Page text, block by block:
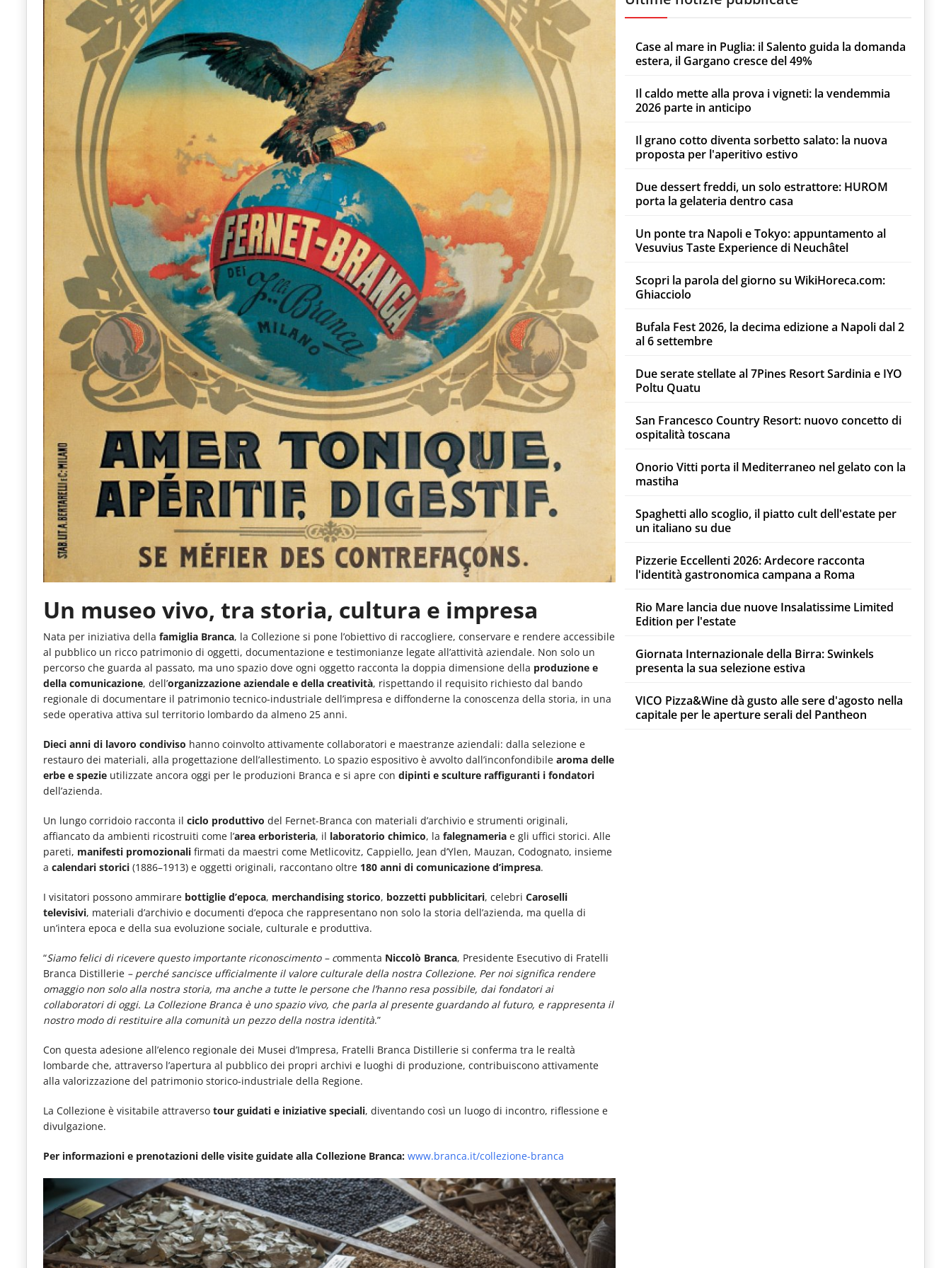
Un museo vivo, tra storia, cultura e impresa
Nata per iniziativa della famiglia Branca, la Collezione si pone l’obiettivo di raccogliere, conservare e rendere accessibile
al pubblico un ricco patrimonio di oggetti, documentazione e testimonianze legate all’attività aziendale. Non solo un
percorso che guarda al passato, ma uno spazio dove ogni oggetto racconta la doppia dimensione della produzione e
della comunicazione, dell’organizzazione aziendale e della creatività, rispettando il requisito richiesto dal bando
regionale di documentare il patrimonio tecnico-industriale dell’impresa e diffonderne la conoscenza della storia, in una
sede operativa attiva sul territorio lombardo da almeno 25 anni.
Dieci anni di lavoro condiviso hanno coinvolto attivamente collaboratori e maestranze aziendali: dalla selezione e
restauro dei materiali, alla progettazione dell’allestimento. Lo spazio espositivo è avvolto dall’inconfondibile aroma delle
erbe e spezie utilizzate ancora oggi per le produzioni Branca e si apre con dipinti e sculture raffiguranti i fondatori
dell’azienda.
Un lungo corridoio racconta il ciclo produttivo del Fernet-Branca con materiali d’archivio e strumenti originali,
affiancato da ambienti ricostruiti come l’area erboristeria, il laboratorio chimico, la falegnameria e gli uffici storici. Alle
pareti, manifesti promozionali firmati da maestri come Metlicovitz, Cappiello, Jean d’Ylen, Mauzan, Codognato, insieme
a calendari storici (1886–1913) e oggetti originali, raccontano oltre 180 anni di comunicazione d’impresa.
I visitatori possono ammirare bottiglie d’epoca, merchandising storico, bozzetti pubblicitari, celebri Caroselli
televisivi, materiali d’archivio e documenti d’epoca che rappresentano non solo la storia dell’azienda, ma quella di
un’intera epoca e della sua evoluzione sociale, culturale e produttiva.
“Siamo felici di ricevere questo importante riconoscimento – commenta Niccolò Branca, Presidente Esecutivo di Fratelli
Branca Distillerie – perché sancisce ufficialmente il valore culturale della nostra Collezione. Per noi significa rendere
omaggio non solo alla nostra storia, ma anche a tutte le persone che l’hanno resa possibile, dai fondatori ai
collaboratori di oggi. La Collezione Branca è uno spazio vivo, che parla al presente guardando al futuro, e rappresenta il
nostro modo di restituire alla comunità un pezzo della nostra identità.”
Con questa adesione all’elenco regionale dei Musei d’Impresa, Fratelli Branca Distillerie si conferma tra le realtà
lombarde che, attraverso l’apertura al pubblico dei propri archivi e luoghi di produzione, contribuiscono attivamente
alla valorizzazione del patrimonio storico-industriale della Regione.
La Collezione è visitabile attraverso tour guidati e iniziative speciali, diventando così un luogo di incontro, riflessione e
divulgazione.
Per informazioni e prenotazioni delle visite guidate alla Collezione Branca: www.branca.it/collezione-branca
Case al mare in Puglia: il Salento guida la domanda
estera, il Gargano cresce del 49%
Il caldo mette alla prova i vigneti: la vendemmia
2026 parte in anticipo
Il grano cotto diventa sorbetto salato: la nuova
proposta per l'aperitivo estivo
Due dessert freddi, un solo estrattore: HUROM
porta la gelateria dentro casa
Un ponte tra Napoli e Tokyo: appuntamento al
Vesuvius Taste Experience di Neuchâtel
Scopri la parola del giorno su WikiHoreca.com:
Ghiacciolo
Bufala Fest 2026, la decima edizione a Napoli dal 2
al 6 settembre
Due serate stellate al 7Pines Resort Sardinia e IYO
Poltu Quatu
San Francesco Country Resort: nuovo concetto di
ospitalità toscana
Onorio Vitti porta il Mediterraneo nel gelato con la
mastiha
Spaghetti allo scoglio, il piatto cult dell'estate per
un italiano su due
Pizzerie Eccellenti 2026: Ardecore racconta
l'identità gastronomica campana a Roma
Rio Mare lancia due nuove Insalatissime Limited
Edition per l'estate
Giornata Internazionale della Birra: Swinkels
presenta la sua selezione estiva
VICO Pizza&Wine dà gusto alle sere d'agosto nella
capitale per le aperture serali del Pantheon